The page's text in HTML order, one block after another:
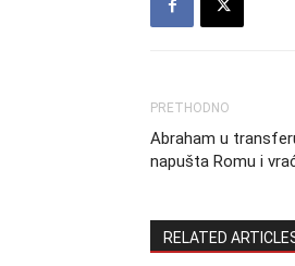
PRETHODNO
Abraham u
napušta Romu i
RELATED